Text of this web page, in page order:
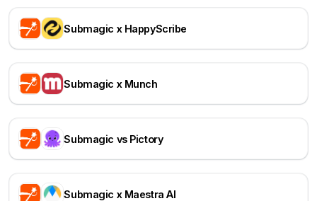
Submagic x HappyScribe
Submagic x Munch
Submagic vs Pictory
Submagic x Maestra AI